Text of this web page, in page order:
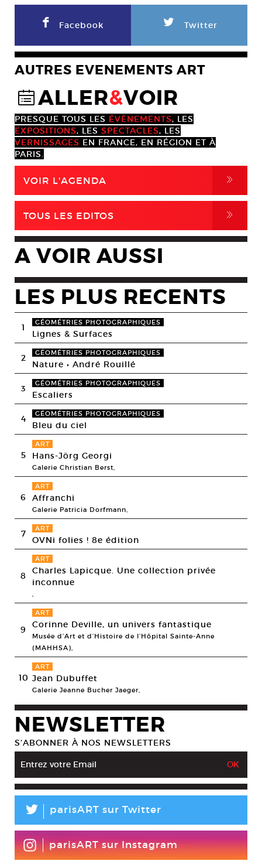
F Facebook L Twitter
AUTRES EVENEMENTS ART
@ALLER&VOIR
PRESQUE TOUS LES ÉVÈNEMENTS, LES
EXPOSITIONS, LES SPECTACLES, LES
VERNISSAGES EN FRANCE, EN RÉGION ET À
PARIS.
VOIR L'AGENDA ,
TOUS LES EDITOS ,
A VOIR AUSSI
LES PLUS RECENTS
1 GÉOMÉTRIES PHOTOGRAPHIQUES
Lignes & Surfaces
2 GÉOMÉTRIES PHOTOGRAPHIQUES
Nature • André Rouillé
3 GÉOMÉTRIES PHOTOGRAPHIQUES
Escaliers
4 GÉOMÉTRIES PHOTOGRAPHIQUES
Bleu du ciel
5
ART
Hans-Jörg Georgi
Galerie Christian Berst,
6
ART
Affranchi
Galerie Patricia Dorfmann,
7 ART
OVNi folies ! 8e édition
8
ART
Charles Lapicque. Une collection privée
inconnue
9
ART
Corinne Deville, un univers fantastique
Musée d’Art et d’Histoire de l’Hôpital Sainte-Anne
(MAHHSA),
10
ART
Jean Dubuffet
Galerie Jeanne Bucher Jaeger,
NEWSLETTER
S’ABONNER À NOS NEWSLETTERS
L parisART sur Twitter
parisART sur Instagram